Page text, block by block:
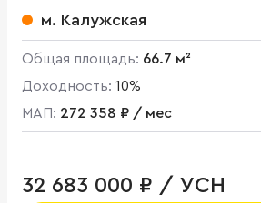
м. Калужская
Общая площадь: 66.7 м²
Доходность: 10%
МАП: 272 358 ₽ / мес
32 683 000 ₽ / УСН